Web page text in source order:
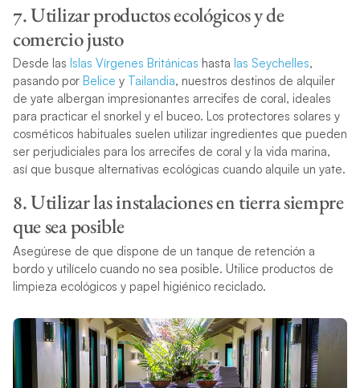
7. Utilizar productos ecológicos y de
comercio justo
Desde las Islas Vírgenes Británicas hasta las Seychelles,
pasando por Belice y Tailandia, nuestros destinos de alquiler
de yate albergan impresionantes arrecifes de coral, ideales
para practicar el snorkel y el buceo. Los protectores solares y
cosméticos habituales suelen utilizar ingredientes que pueden
ser perjudiciales para los arrecifes de coral y la vida marina,
así que busque alternativas ecológicas cuando alquile un yate.
8. Utilizar las instalaciones en tierra siempre
que sea posible
Asegúrese de que dispone de un tanque de retención a
bordo y utilícelo cuando no sea posible. Utilice productos de
limpieza ecológicos y papel higiénico reciclado.